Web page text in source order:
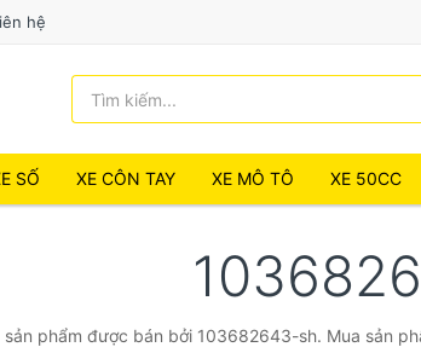
hệ
SỐ XE CÔN TAY XE MÔ TÔ XE 50CC
sản phẩm được bán bởi 103682643-sh. Mua sản